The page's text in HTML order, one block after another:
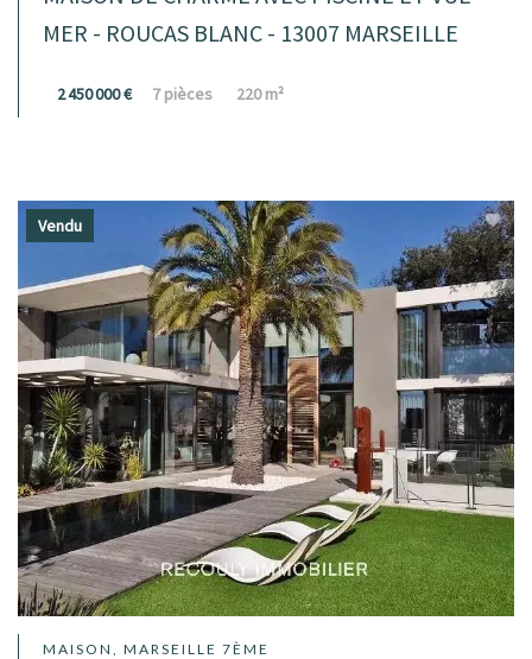
MER - ROUCAS BLANC - 13007 MARSEILLE
2 450 000 € 7 pièces 220 m²
MAISON, MARSEILLE 7ÈME
Vendu